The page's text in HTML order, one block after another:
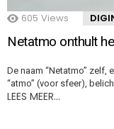
605 Views
Netatmo onthult
De naam “Netatmo” zelf,
“atmo” (voor sfeer),
LEES MEER…